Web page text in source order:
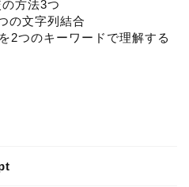
方法3つ
の文字列結合
2つのキーワードで理解する